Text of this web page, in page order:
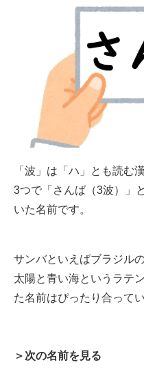
「波」は「ハ」とも読む
3つで「さんば（3波）」
いた名前です。
サンバといえばブラジル
太陽と青い海というラテ
た名前はぴったり合って
＞次の名前を見る